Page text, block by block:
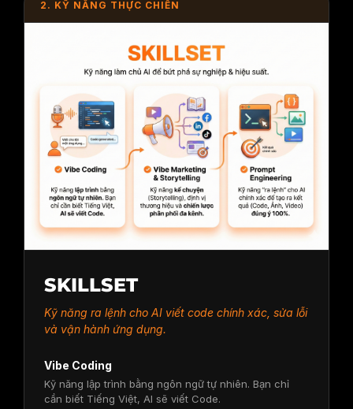
2. KỸ NĂNG THỰC CHIẾN
SKILLSET
Kỹ năng ra lệnh cho AI viết code chính xác, sửa lỗi
và vận hành ứng dụng.
Vibe Coding
Kỹ năng lập trình bằng ngôn ngữ tự nhiên. Bạn chỉ
cần biết Tiếng Việt, AI sẽ viết Code.